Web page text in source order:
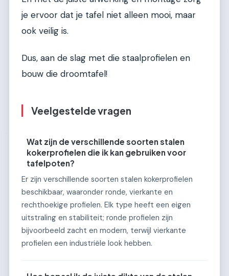
je ervoor dat je tafel niet alleen mooi, maar
ook veilig is.
Dus, aan de slag met die staalprofielen en
bouw die droomtafel!
Veelgestelde vragen
Wat zijn de verschillende soorten stalen
kokerprofielen die ik kan gebruiken voor
tafelpoten?
Er zijn verschillende soorten stalen kokerprofielen
beschikbaar, waaronder ronde, vierkante en
rechthoekige profielen. Elk type heeft een eigen
uitstraling en stabiliteit; ronde profielen zijn
bijvoorbeeld zacht en modern, terwijl vierkante
profielen een industriële look hebben.